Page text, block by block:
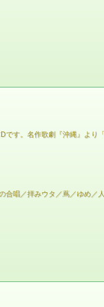
す。名作歌劇『沖縄』より
唱／拝みウタ／蔦／ゆめ／